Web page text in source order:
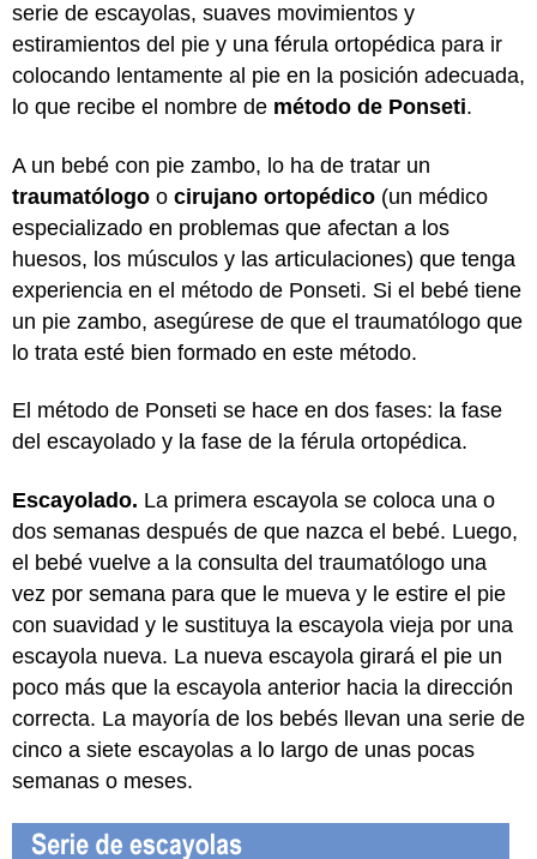
serie de escayolas, suaves movimientos y
estiramientos del pie y una férula ortopédica para ir
colocando lentamente al pie en la posición adecuada,
lo que recibe el nombre de método de Ponseti.
A un bebé con pie zambo, lo ha de tratar un
traumatólogo o cirujano ortopédico (un médico
especializado en problemas que afectan a los
huesos, los músculos y las articulaciones) que tenga
experiencia en el método de Ponseti. Si el bebé tiene
un pie zambo, asegúrese de que el traumatólogo que
lo trata esté bien formado en este método.
El método de Ponseti se hace en dos fases: la fase
del escayolado y la fase de la férula ortopédica.
Escayolado. La primera escayola se coloca una o
dos semanas después de que nazca el bebé. Luego,
el bebé vuelve a la consulta del traumatólogo una
vez por semana para que le mueva y le estire el pie
con suavidad y le sustituya la escayola vieja por una
escayola nueva. La nueva escayola girará el pie un
poco más que la escayola anterior hacia la dirección
correcta. La mayoría de los bebés llevan una serie de
cinco a siete escayolas a lo largo de unas pocas
semanas o meses.